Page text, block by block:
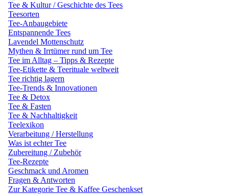
Tee & Kultur / Geschichte des Tees
Teesorten
Tee-Anbaugebiete
Entspannende Tees
Lavendel Mottenschutz
Mythen & Irrtümer rund um Tee
Tee im Alltag – Tipps & Rezepte
Tee-Etikette & Teerituale weltweit
Tee richtig lagern
Tee-Trends & Innovationen
Tee & Detox
Tee & Fasten
Tee & Nachhaltigkeit
Teelexikon
Verarbeitung / Herstellung
Was ist echter Tee
Zubereitung / Zubehör
Tee-Rezepte
Geschmack und Aromen
Fragen & Antworten
Zur Kategorie Tee & Kaffee Geschenkset